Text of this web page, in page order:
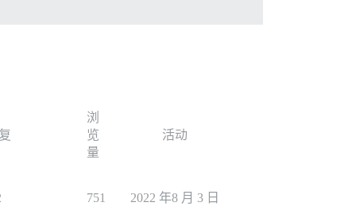
浏
览
量
活动
751 2022 年8 月 3 日